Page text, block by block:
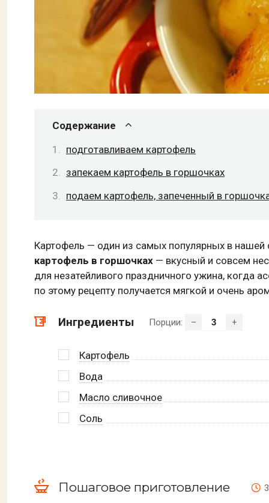
Содержание
подготавливаем картофель
запекаем картофель в горшочках
подаем картофель, запеченный в
Картофель — один из самых популярных в нашей
картофель в горшочках — вкусный и совсем
для незатейливого праздничного ужина, когда
по этому рецепту получается мягкой и очень
Ингредиенты Порции: – +
Картофель
Вода
Масло сливочное
Соль
Пошаговое приготовление